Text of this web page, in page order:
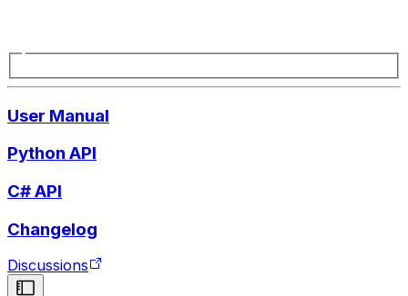
User Manual
Python API
C# API
Changelog
Discussions